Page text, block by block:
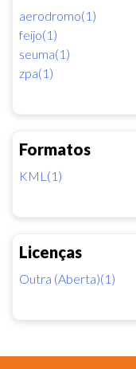
aerodromo(1)
feijo(1)
seuma(1)
zpa(1)
Formatos
KML(1)
Licenças
Outra (Aberta)(1)